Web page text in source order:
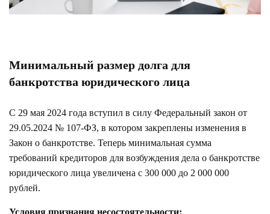
Минимальный размер долга для
банкротства юридического лица
С 29 мая 2024 года вступил в силу Федеральный закон от
29.05.2024 № 107-ФЗ, в котором закреплены изменения в
Закон о банкротстве. Теперь минимальная сумма
требований кредиторов для возбуждения дела о банкротстве
юридического лица увеличена с 300 000 до 2 000 000
рублей.
Условия признания несостоятельности: